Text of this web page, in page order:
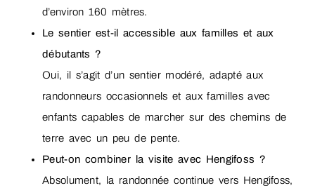
d’environ 160 mètres.
Le sentier est-il accessible aux familles et aux
débutants ?
Oui, il s’agit d’un sentier modéré, adapté aux
randonneurs occasionnels et aux familles avec
enfants capables de marcher sur des chemins de
terre avec un peu de pente.
Peut-on combiner la visite avec Hengifoss ?
Absolument, la randonnée continue vers Hengifoss,